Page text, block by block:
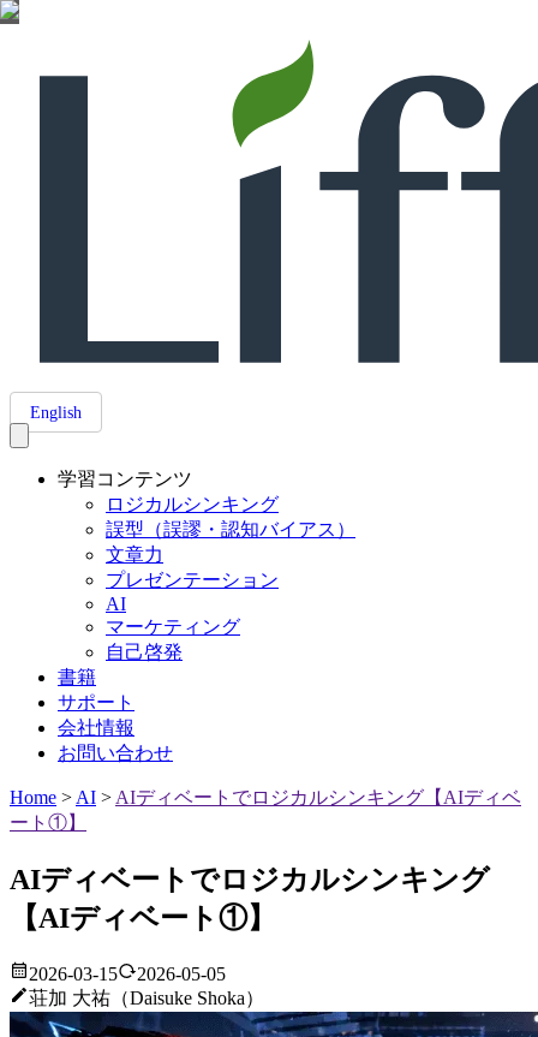
English
学習コンテンツ
ロジカルシンキング
誤型（誤謬・認知バイアス）
文章力
プレゼンテーション
AI
マーケティング
自己啓発
書籍
サポート
会社情報
お問い合わせ
Home > AI > AIディベートでロジカルシンキング【AIディベ
ート①】
AIディベートでロジカルシンキング
【AIディベート①】
2026-03-15
2026-05-05
荘加 大祐（Daisuke Shoka）